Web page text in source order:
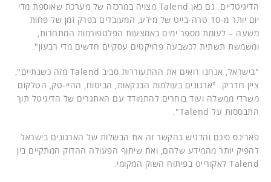
הדיגיטליים. גם כאן Talend מצויה במרכזה של מערכת שאוספת מדי
יום יותר מ-10 טרה-בייט של מידע, המעובדים בפרק זמן של פחות
משעה – לעומת מספר ימים באמצעות הפלטפורמות המתחרות,
ומשמשת תשתית לכשבעה פרויקטים עסקיים חדשים מדי רבעון".
"בישראל, אנחנו רואים את ההתעוררות סביב Talend מזה כשנתיים",
ציין רודריק. "ארגונים בעולמות הבנקאות, הביטוח, ההיי-טק, הטלקום
משרדי ממשלה ועוד בוחרים להתמודד עם האתגרים של הדיגיטל תוך
התבססות על Talend".
פארינס סיכם והדגיש בהקשר זה את הבשלות של הארגונים בישראל
להפיק יותר מהמידע שלהם, ואת שיתוף הפעולה ההדוק המתקיים בין
Talend לאקורייט בפיתוח השוק המקומי.